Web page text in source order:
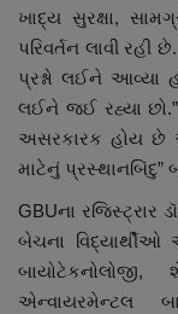
ખાદ્ય સુરક્ષા,
પરિવર્તન લાવી
પ્રશ્નો લઈને આવ્યા
લઈને જઈ રહ્યા છો.”
અસરકારક હોય છે
માટેનું પ્રસ્થાનબિંદુ”
GBUના રજિસ્ટ્રાર
બેચના
બાયોટેકનોલોજી,
એન્વાયરમેન્ટલ